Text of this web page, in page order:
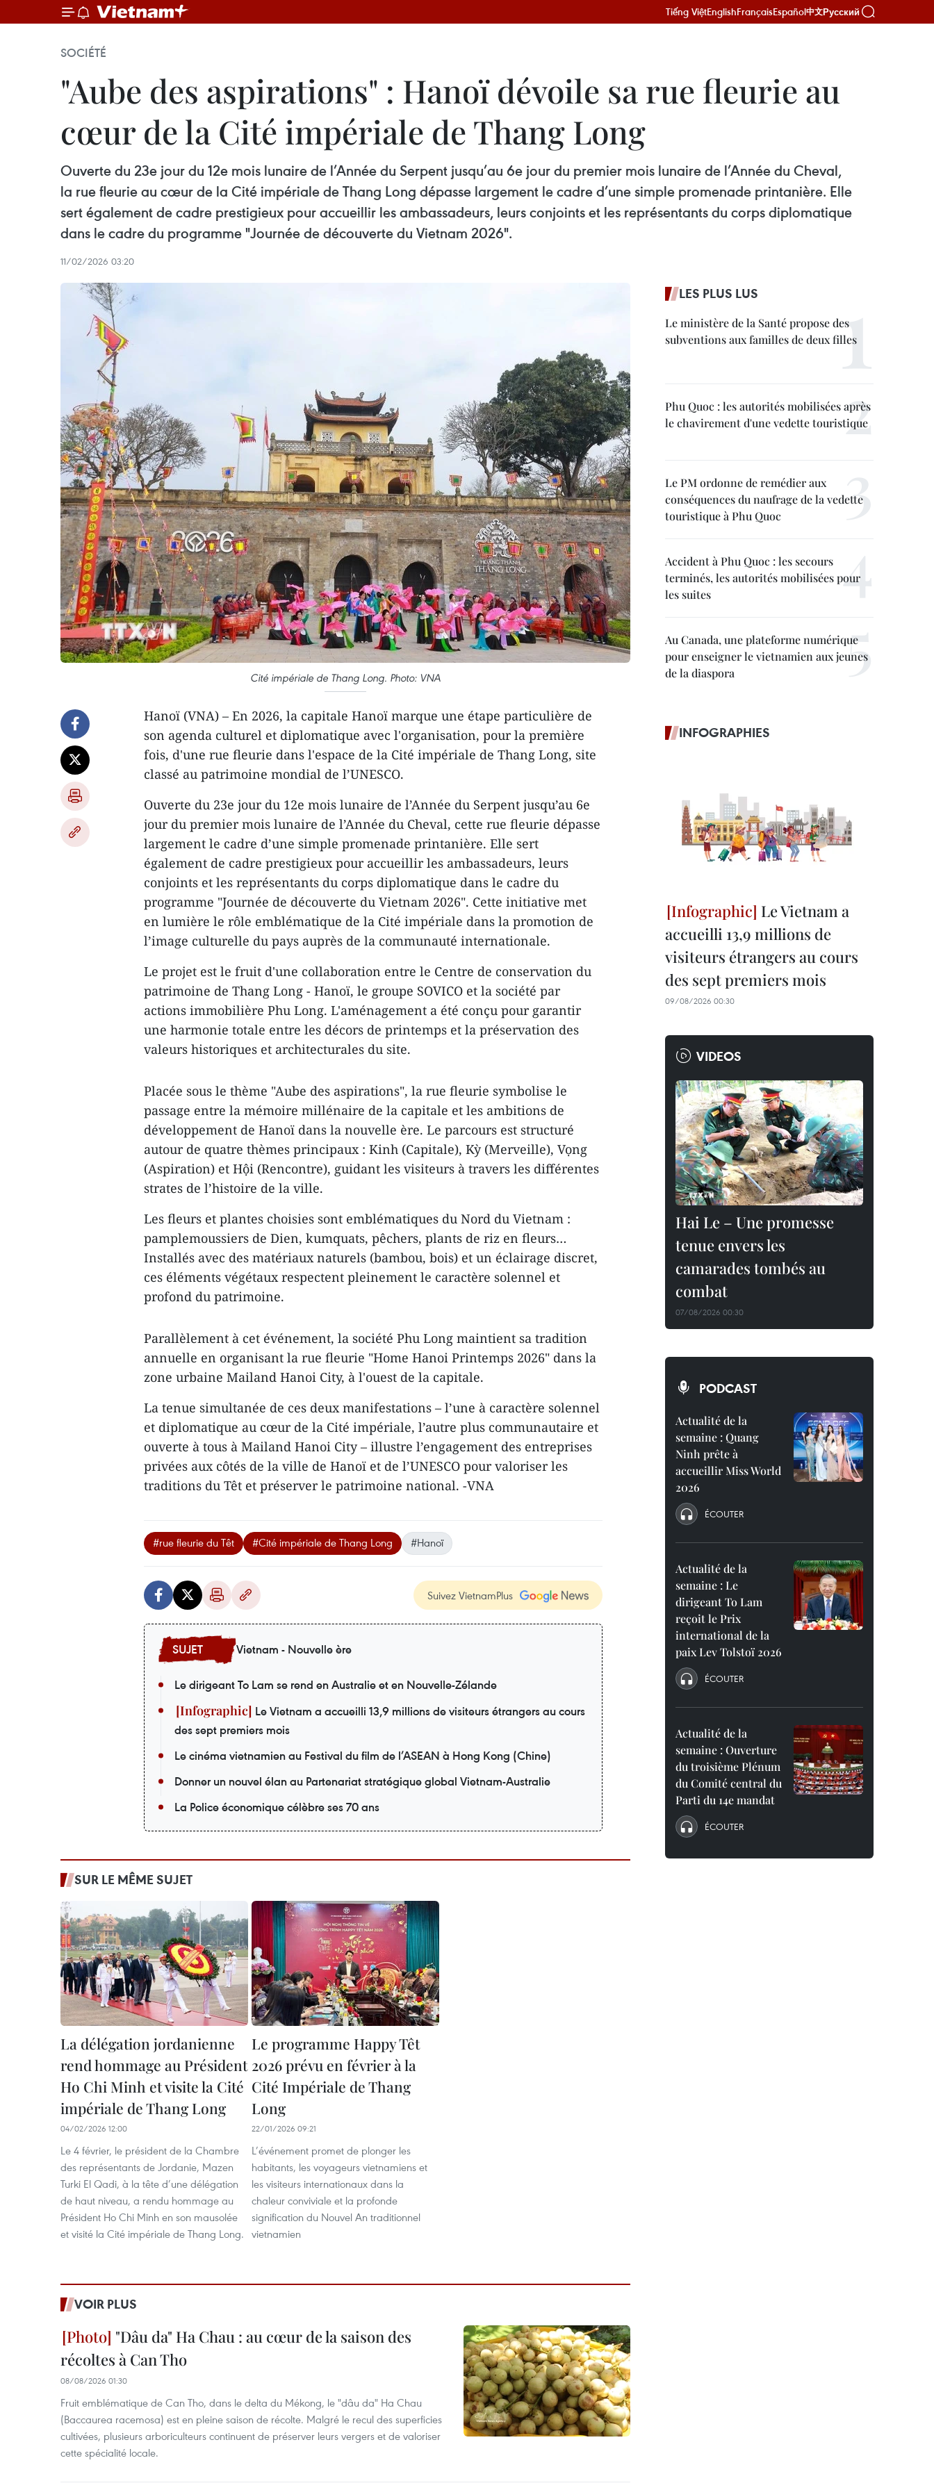
Tiếng ViệtEnglishFrançaisEspañol中文Русский
SOCIÉTÉ
"Aube des aspirations" : Hanoï dévoile sa rue fleurie au
cœur de la Cité impériale de Thang Long
Ouverte du 23e jour du 12e mois lunaire de l’Année du Serpent jusqu’au 6e jour du premier mois lunaire de l’Année du Cheval,
la rue fleurie au cœur de la Cité impériale de Thang Long dépasse largement le cadre d’une simple promenade printanière. Elle
sert également de cadre prestigieux pour accueillir les ambassadeurs, leurs conjoints et les représentants du corps diplomatique
dans le cadre du programme "Journée de découverte du Vietnam 2026".
11/02/2026 03:20
Cité impériale de Thang Long. Photo: VNA
Hanoï (VNA) – En 2026, la capitale Hanoï marque une étape particulière de
son agenda culturel et diplomatique avec l'organisation, pour la première
fois, d'une rue fleurie dans l'espace de la Cité impériale de Thang Long, site
classé au patrimoine mondial de l’UNESCO.
Ouverte du 23e jour du 12e mois lunaire de l’Année du Serpent jusqu’au 6e
jour du premier mois lunaire de l’Année du Cheval, cette rue fleurie dépasse
largement le cadre d’une simple promenade printanière. Elle sert
également de cadre prestigieux pour accueillir les ambassadeurs, leurs
conjoints et les représentants du corps diplomatique dans le cadre du
programme "Journée de découverte du Vietnam 2026". Cette initiative met
en lumière le rôle emblématique de la Cité impériale dans la promotion de
l’image culturelle du pays auprès de la communauté internationale.
Le projet est le fruit d'une collaboration entre le Centre de conservation du
patrimoine de Thang Long - Hanoï, le groupe SOVICO et la société par
actions immobilière Phu Long. L'aménagement a été conçu pour garantir
une harmonie totale entre les décors de printemps et la préservation des
valeurs historiques et architecturales du site.
Placée sous le thème "Aube des aspirations", la rue fleurie symbolise le
passage entre la mémoire millénaire de la capitale et les ambitions de
développement de Hanoï dans la nouvelle ère. Le parcours est structuré
autour de quatre thèmes principaux : Kinh (Capitale), Kỳ (Merveille), Vọng
(Aspiration) et Hội (Rencontre), guidant les visiteurs à travers les différentes
strates de l’histoire de la ville.
Les fleurs et plantes choisies sont emblématiques du Nord du Vietnam :
pamplemoussiers de Dien, kumquats, pêchers, plants de riz en fleurs…
Installés avec des matériaux naturels (bambou, bois) et un éclairage discret,
ces éléments végétaux respectent pleinement le caractère solennel et
profond du patrimoine.
Parallèlement à cet événement, la société Phu Long maintient sa tradition
annuelle en organisant la rue fleurie "Home Hanoi Printemps 2026" dans la
zone urbaine Mailand Hanoi City, à l'ouest de la capitale.
La tenue simultanée de ces deux manifestations – l’une à caractère solennel
et diplomatique au cœur de la Cité impériale, l’autre plus communautaire et
ouverte à tous à Mailand Hanoi City – illustre l’engagement des entreprises
privées aux côtés de la ville de Hanoï et de l’UNESCO pour valoriser les
traditions du Têt et préserver le patrimoine national. -VNA
#rue fleurie du Têt #Cité impériale de Thang Long #Hanoï
Suivez VietnamPlus
Vietnam - Nouvelle ère
Le dirigeant To Lam se rend en Australie et en Nouvelle-Zélande
Le Vietnam a accueilli 13,9 millions de visiteurs étrangers au cours
des sept premiers mois
Le cinéma vietnamien au Festival du film de l’ASEAN à Hong Kong (Chine)
Donner un nouvel élan au Partenariat stratégique global Vietnam-Australie
La Police économique célèbre ses 70 ans
SUR LE MÊME SUJET
La délégation jordanienne
rend hommage au Président
Ho Chi Minh et visite la Cité
impériale de Thang Long
04/02/2026 12:00
Le 4 février, le président de la Chambre
des représentants de Jordanie, Mazen
Turki El Qadi, à la tête d’une délégation
de haut niveau, a rendu hommage au
Président Ho Chi Minh en son mausolée
et visité la Cité impériale de Thang Long.
Le programme Happy Têt
2026 prévu en février à la
Cité Impériale de Thang
Long
22/01/2026 09:21
L’événement promet de plonger les
habitants, les voyageurs vietnamiens et
les visiteurs internationaux dans la
chaleur conviviale et la profonde
signification du Nouvel An traditionnel
vietnamien
VOIR PLUS
"Dâu da" Ha Chau : au cœur de la saison des
récoltes à Can Tho
08/08/2026 01:30
Fruit emblématique de Can Tho, dans le delta du Mékong, le "dâu da" Ha Chau
(Baccaurea racemosa) est en pleine saison de récolte. Malgré le recul des superficies
cultivées, plusieurs arboriculteurs continuent de préserver leurs vergers et de valoriser
cette spécialité locale.
LES PLUS LUS
Le ministère de la Santé propose des
subventions aux familles de deux filles
Phu Quoc : les autorités mobilisées après
le chavirement d'une vedette touristique
Le PM ordonne de remédier aux
conséquences du naufrage de la vedette
touristique à Phu Quoc
Accident à Phu Quoc : les secours
terminés, les autorités mobilisées pour
les suites
Au Canada, une plateforme numérique
pour enseigner le vietnamien aux jeunes
de la diaspora
INFOGRAPHIES
Le Vietnam a
accueilli 13,9 millions de
visiteurs étrangers au cours
des sept premiers mois
09/08/2026 00:30
VIDEOS
Hai Le – Une promesse
tenue envers les
camarades tombés au
combat
07/08/2026 00:30
PODCAST
Actualité de la
semaine : Quang
Ninh prête à
accueillir Miss World
2026
ÉCOUTER
Actualité de la
semaine : Le
dirigeant To Lam
reçoit le Prix
international de la
paix Lev Tolstoï 2026
ÉCOUTER
Actualité de la
semaine : Ouverture
du troisième Plénum
du Comité central du
Parti du 14e mandat
ÉCOUTER